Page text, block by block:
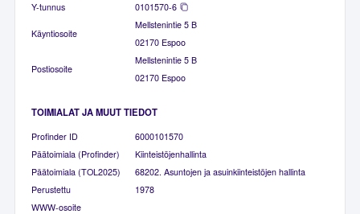
Y-tunnus
0101570-6
Käyntiosoite
Mellstenintie 5 B
02170 Espoo
Postiosoite
Mellstenintie 5 B
02170 Espoo
TOIMIALAT JA MUUT TIEDOT
Profinder ID
6000101570
Päätoimiala (Profinder)
Kiinteistöjenhallinta
Päätoimiala (TOL2025)
68202. Asuntojen ja asuinkiinteistöjen hallinta
Perustettu
1978
WWW-osoite